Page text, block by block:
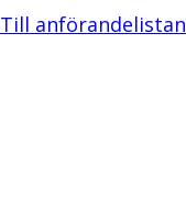
Till anförandelistan